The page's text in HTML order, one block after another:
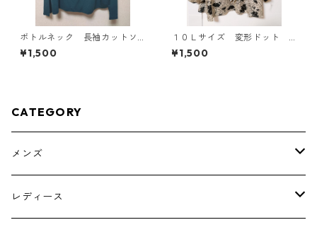
ボトルネック 長袖カットソ
ー ４Ｌ ティールグリー
ン KAE-4812
¥1,500
１０Ｌサイズ 変形ドット
花柄 ボウタイブラウス オ
フホワイト KAE-4772
¥1,500
CATEGORY
メンズ
トップス
レディース